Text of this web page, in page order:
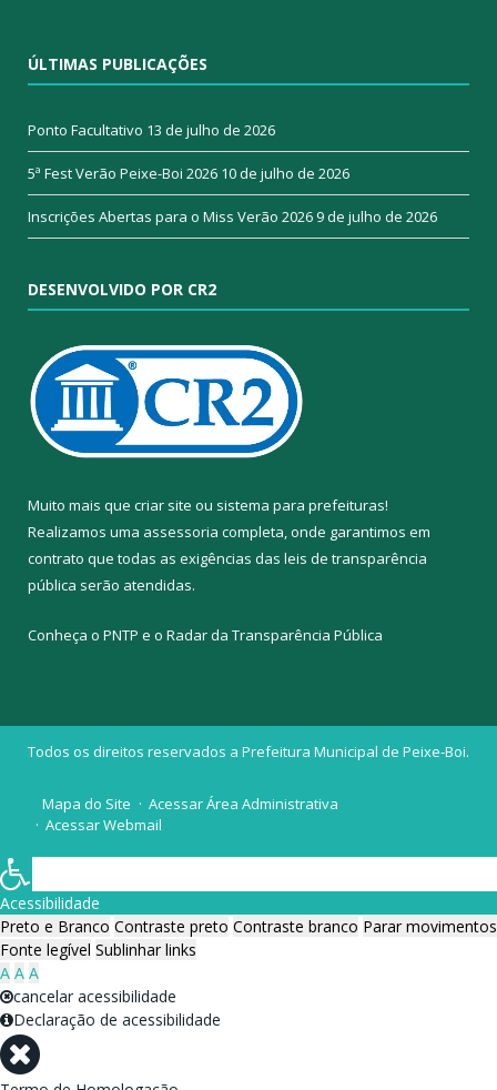
ÚLTIMAS PUBLICAÇÕES
Ponto Facultativo 13 de julho de 2026
5ª Fest Verão Peixe-Boi 2026 10 de julho de 2026
Inscrições Abertas para o Miss Verão 20269 de julho de 2026
DESENVOLVIDO POR CR2
Muito mais que criar site ou sistema para prefeituras!
Realizamos uma assessoria completa, onde garantimos em
contrato que todas as exigências das leis de transparência
pública serão atendidas.
Conheça o PNTP e o Radar da Transparência Pública
Todos os direitos reservados a Prefeitura Municipal de Peixe-Boi.
Mapa do Site
Acessar Área Administrativa
Acessar Webmail
Acessibilidade
Preto e Branco Contraste preto Contraste branco Parar movimentos
Fonte legível Sublinhar links
A A A
cancelar acessibilidade
Declaração de acessibilidade